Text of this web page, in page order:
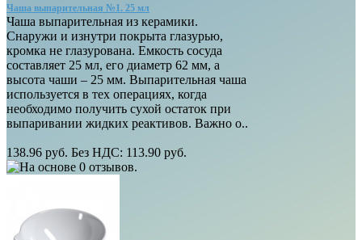
Чаша выпарительная №1. 25 мл
Чаша выпарительная из керамики.
Снаружи и изнутри покрыта глазурью,
кромка не глазурована. Емкость сосуда
составляет 25 мл, его диаметр 62 мм, а
высота чаши – 25 мм. Выпарительная чаша
используется в тех операциях, когда
необходимо получить сухой остаток при
выпаривании жидких реактивов. Важно о..
138.96 руб. Без НДС: 113.90 руб.